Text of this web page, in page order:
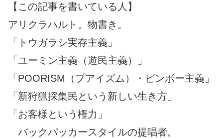
【この記事を書いている人】
アリクラハルト。物書き。
「トウガラシ実存主義」
「ユーミン主義（遊民主義）」
「POORISM（プアイズム）・ビンボー主義」
「新狩猟採集民という新しい生き方」
「お客様という権力」
バックパッカースタイルの提唱者。